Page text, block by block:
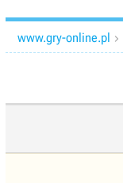
www.gry-online.pl 